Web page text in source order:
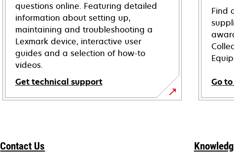
questions online. Featuring detailed
information about setting up,
maintaining and troubleshooting a
Lexmark device, interactive user
guides and a selection of how-to
videos.
Get technical support
opens
tab
Find
Go
Contact Us